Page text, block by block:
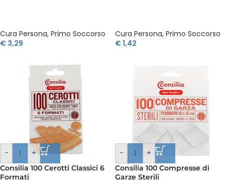
Cura Persona, Primo Soccorso
€ 3,29
Cura Persona, Primo Soccorso
€1,42
- +
Consilia 100 Cerotti Classici 6
Formati
- +
Consilia 100 Compresse di
Garze Sterili